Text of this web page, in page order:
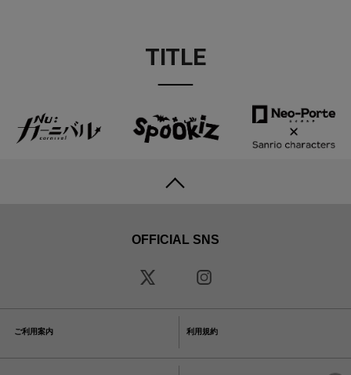
TITLE
OFFICIAL SNS
ご利用案内 利用規約